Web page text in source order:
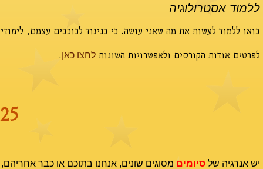
ללמוד אסטרולוגיה
בואו ללמוד לעשות את מה שאני עושה. כי בניגוד לכוכבים עצמם,
לפרטים אודות הקורסים ולאפשרויות השונות לחצו כאן.
יש אנרגיה של סיומים מסוגים שונים, אנחנו בתוכם או כבר